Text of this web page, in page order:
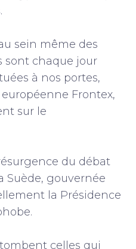
sein même des
sont chaque jour
à nos portes,
Frontex,
sur le
du débat
Suède, gouvernée
la Présidence
celles qui